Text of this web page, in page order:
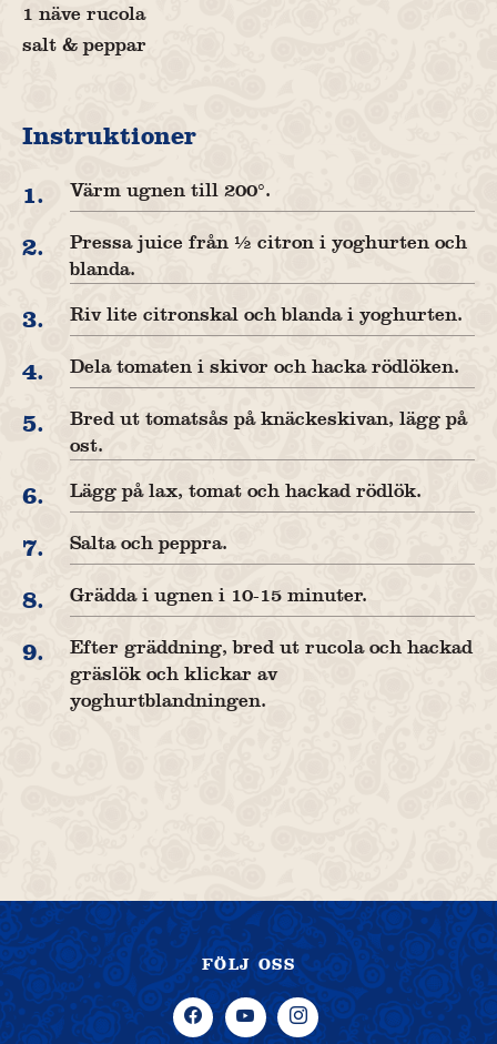
1 näve rucola
salt & peppar
Instruktioner
1.
Värm ugnen till 200°.
2.
Pressa juice från ½ citron i yoghurten och
blanda.
3. Riv lite citronskal och blanda i yoghurten.
4. Dela tomaten i skivor och hacka rödlöken.
5.
Bred ut tomatsås på knäckeskivan, lägg på
ost.
6. Lägg på lax, tomat och hackad rödlök.
7. Salta och peppra.
8. Grädda i ugnen i 10-15 minuter.
9.
Efter gräddning, bred ut rucola och hackad
gräslök och klickar av
yoghurtblandningen.
FÖLJ OSS